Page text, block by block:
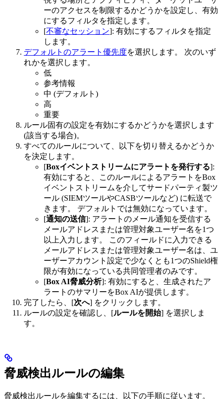
ーのアクセスを制限するかどうかを設定し、有効
にするフィルタを指定します。
[不審なセッション]: 有効にするフィルタを指定
します。
デフォルトのアラート優先度を選択します。 次のいず
れかを選択します。
低
参考情報
中 (デフォルト)
高
重要
ルール固有の設定を有効にするかどうかを選択します
(該当する場合)。
すべてのルールについて、以下を切り替えるかどうか
を決定します。
[Boxイベントストリームにアラートを発行する]:
有効にすると、このルールによるアラートをBox
イベントストリームを介してサードパーティ製ツ
ール (SIEMツールやCASBツールなど) に転送で
きます。 デフォルトでは無効になっています。
[通知の送信]: アラートのメール通知を受信する
メールアドレスまたは管理対象ユーザー名を1つ
以上入力します。 このフィールドに入力できる
メールアドレスまたは管理対象ユーザー名は、ユ
ーザーアカウント設定で少なくとも1つのShield権
限が有効になっている共同管理者のみです。
[Box AI脅威分析]: 有効にすると、生成されたア
ラートのサマリーをBox AIが提供します。
完了したら、[次へ] をクリックします。
ルールの設定を確認し、[ルールを開始] を選択しま
す。
脅威検出ルールの編集
脅威検出ルールを編集するには、以下の手順に従います。